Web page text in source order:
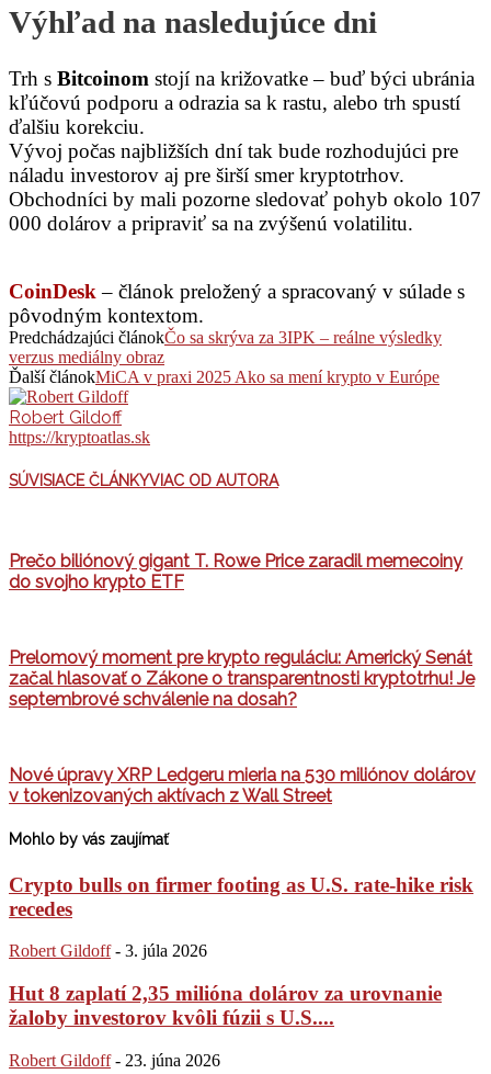
Výhľad na nasledujúce dni
Trh s Bitcoinom stojí na križovatke – buď býci ubránia
kľúčovú podporu a odrazia sa k rastu, alebo trh spustí
ďalšiu korekciu.
Vývoj počas najbližších dní tak bude rozhodujúci pre
náladu investorov aj pre širší smer kryptotrhov.
Obchodníci by mali pozorne sledovať pohyb okolo 107
000 dolárov a pripraviť sa na zvýšenú volatilitu.
CoinDesk – článok preložený a spracovaný v súlade s
pôvodným kontextom.
Predchádzajúci článokČo sa skrýva za 3IPK – reálne výsledky
verzus mediálny obraz
Ďalší článokMiCA v praxi 2025 Ako sa mení krypto v Európe
Robert Gildoff
https://kryptoatlas.sk
SÚVISIACE ČLÁNKYVIAC OD AUTORA
Prečo biliónový gigant T. Rowe Price zaradil memecoiny
do svojho krypto ETF
Prelomový moment pre krypto reguláciu: Americký Senát
začal hlasovať o Zákone o transparentnosti kryptotrhu! Je
septembrové schválenie na dosah?
Nové úpravy XRP Ledgeru mieria na 530 miliónov dolárov
v tokenizovaných aktívach z Wall Street
Mohlo by vás zaujímať
Crypto bulls on firmer footing as U.S. rate-hike risk
recedes
Robert Gildoff - 3. júla 2026
Hut 8 zaplatí 2,35 milióna dolárov za urovnanie
žaloby investorov kvôli fúzii s U.S....
Robert Gildoff - 23. júna 2026